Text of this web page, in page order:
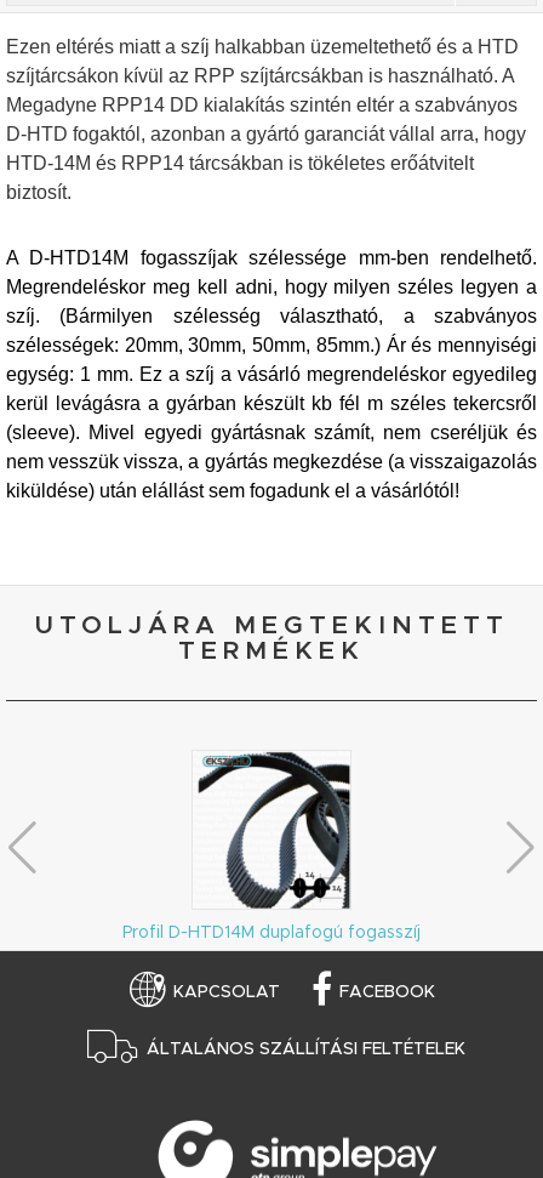
Ezen eltérés miatt a szíj halkabban üzemeltethető és a HTD
szíjtárcsákon kívül az RPP szíjtárcsákban is használható. A
Megadyne RPP14 DD kialakítás szintén eltér a szabványos
D-HTD fogaktól, azonban a gyártó garanciát vállal arra, hogy
HTD-14M és RPP14 tárcsákban is tökéletes erőátvitelt
biztosít.
A D-HTD14M fogasszíjak szélessége mm-ben rendelhető.
Megrendeléskor meg kell adni, hogy milyen széles legyen a
szíj. (Bármilyen szélesség választható, a szabványos
szélességek: 20mm, 30mm, 50mm, 85mm.) Ár és mennyiségi
egység: 1 mm. Ez a szíj a vásárló megrendeléskor egyedileg
kerül levágásra a gyárban készült kb fél m széles tekercsről
(sleeve). Mivel egyedi gyártásnak számít, nem cseréljük és
nem vesszük vissza, a gyártás megkezdése (a visszaigazolás
kiküldése) után elállást sem fogadunk el a vásárlótól!
UTOLJÁRA MEGTEKINTETT
TERMÉKEK
Profil D-HTD14M duplafogú fogasszíj
KAPCSOLAT FACEBOOK
ÁLTALÁNOS SZÁLLÍTÁSI FELTÉTELEK